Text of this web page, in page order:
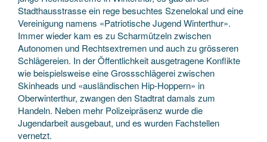
Stadthausstrasse ein rege besuchtes Szenelokal und eine
Vereinigung namens «Patriotische Jugend Winterthur».
Immer wieder kam es zu Scharmützeln zwischen
Autonomen und Rechtsextremen und auch zu grösseren
Schlägereien. In der Öffentlichkeit ausgetragene Konflikte
wie beispielsweise eine Grossschlägerei zwischen
Skinheads und «ausländischen Hip-Hoppern» in
Oberwinterthur, zwangen den Stadtrat damals zum
Handeln. Neben mehr Polizeipräsenz wurde die
Jugendarbeit ausgebaut, und es wurden Fachstellen
vernetzt.